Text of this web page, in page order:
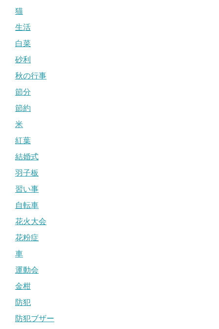
猫
生活
白菜
砂利
秋の行事
節分
節約
米
紅葉
結婚式
羽子板
習い事
自転車
花火大会
花粉症
車
運動会
金柑
防犯
防犯ブザー